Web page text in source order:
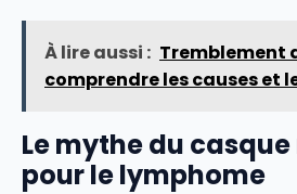
À lire aussi : Tremblement
comprendre les causes et
Le mythe du
pour le lymphome